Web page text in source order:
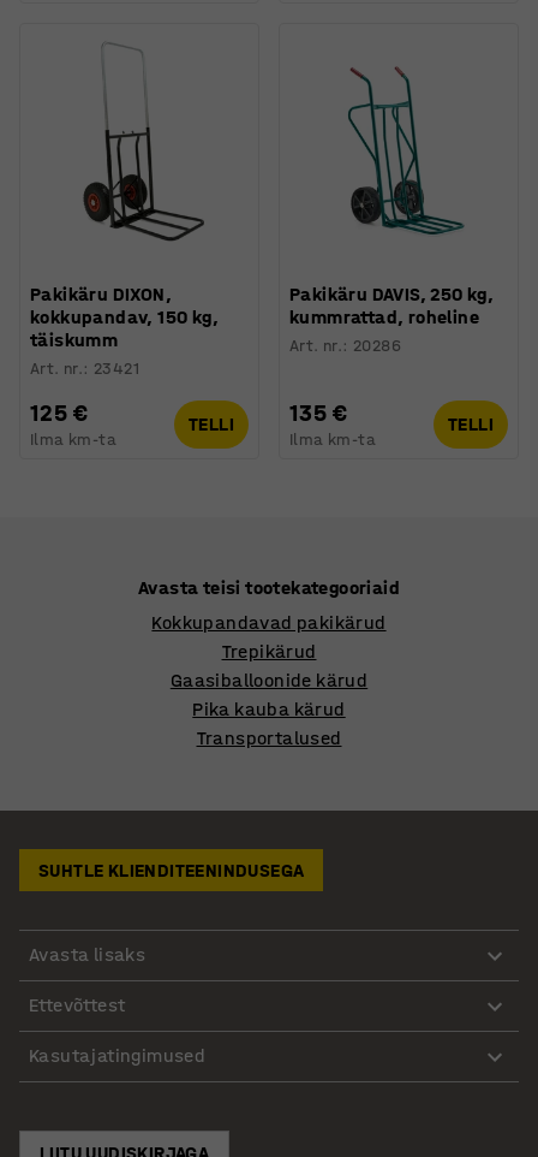
Pakikäru DIXON,
kokkupandav, 150 kg,
täiskumm
Art. nr.: 23421
125 €
Ilma km-ta
TELLI
Pakikäru DAVIS, 250 kg,
kummrattad, roheline
Art. nr.: 20286
135 €
Ilma km-ta
TELLI
Avasta teisi tootekategooriaid
Kokkupandavad pakikärud
Trepikärud
Gaasiballoonide kärud
Pika kauba kärud
Transportalused
SUHTLE KLIENDITEENINDUSEGA
Avasta lisaks
Ettevõttest
Kasutajatingimused